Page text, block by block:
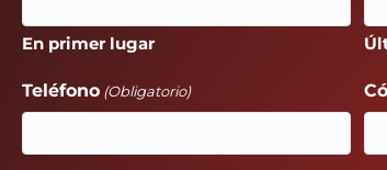
En primer lugar
Teléfono (Obligatorio)